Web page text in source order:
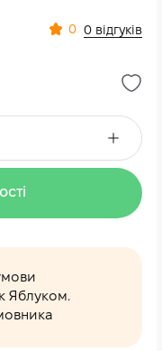
0 0 відгуків
Яблуком.